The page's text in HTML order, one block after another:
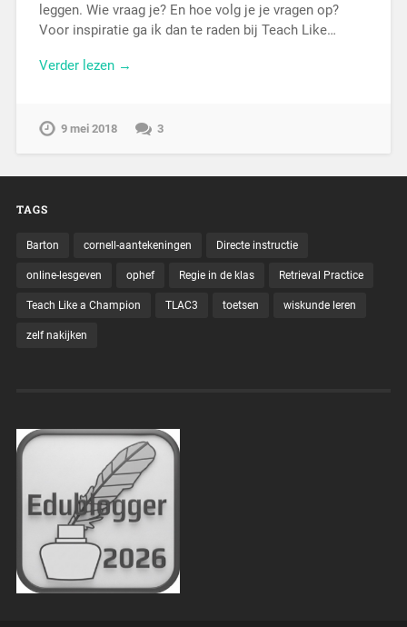
leggen. Wie vraag je? En hoe volg je je vragen op?
Voor inspiratie ga ik dan te raden bij Teach Like…
Verder lezen →
9 mei 2018 3
TAGS
Barton cornell-aantekeningen Directe instructie
online-lesgeven ophef Regie in de klas Retrieval Practice
Teach Like a Champion TLAC3 toetsen wiskunde leren
zelf nakijken